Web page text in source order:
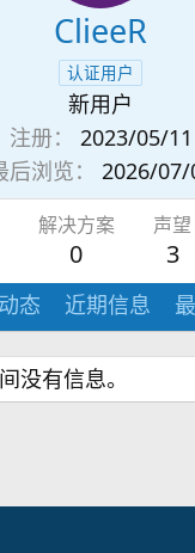
ClieeR
认证用户
新用户
注册
2023/05/11
后浏览
2026/07/
解决方案
0
声望
3
态 近期信息
没有信息。